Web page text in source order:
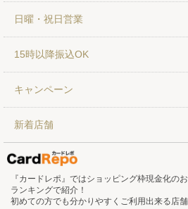
日曜・祝日営業
15時以降振込OK
キャンペーン
新着店舗
『カードレポ』ではショッピング枠現金化の
ランキングで紹介！
初めての方でも分かりやすくご利用出来る店